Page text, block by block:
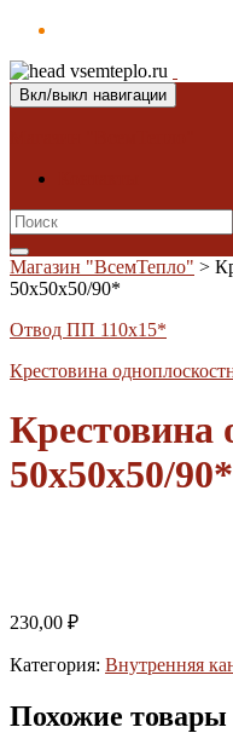
Вкл/выкл навигации
Search
for:
Магазин "ВсемТепло" >
50х50х50/90*
Отвод ПП 110х15*
Крестовина
Крестовина
50х50х50/90*
230,00 ₽
Категория: Внутренняя
Похожие товары